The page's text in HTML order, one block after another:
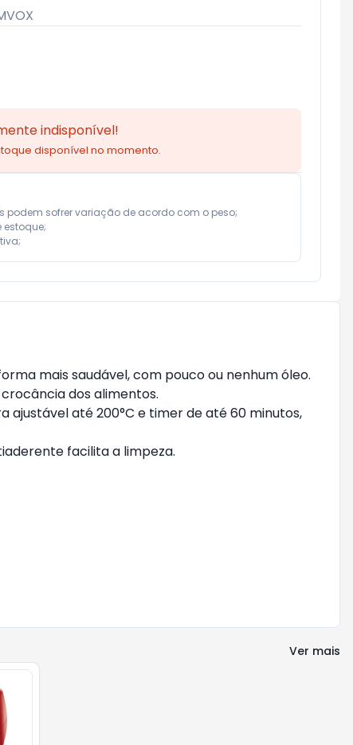
indisponível!
disponível no momento.
podem sofrer variação de acordo com o peso;
estoque;
mais saudável, com pouco ou nenhum óleo.
dos alimentos.
até 200°C e timer de até 60 minutos,
facilita a limpeza.
Ver mais